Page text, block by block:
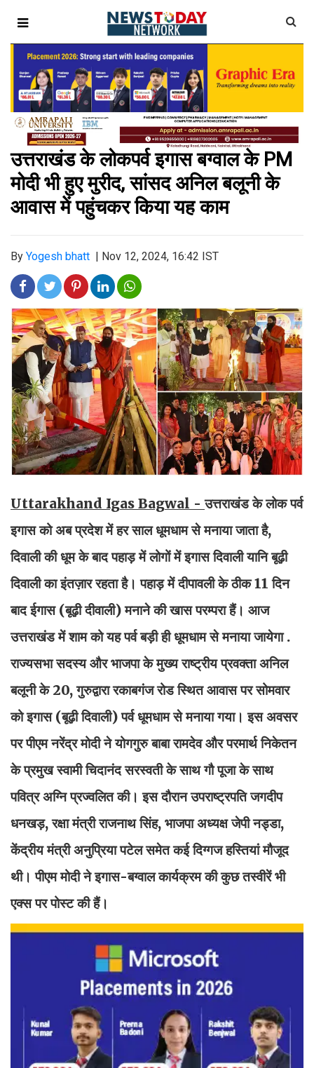
उत्तराखंड के लोकपर्व इगास बग्वाल के PM
मोदी भी हुए मुरीद, सांसद अनिल बलूनी के
आवास में पहुंचकर किया यह काम
By Yogesh bhatt Nov 12, 2024, 16:42 IST
Uttarakhand Igas Bagwal -उत्तराखंड के लोक पर्व
इगास को अब प्रदेश में हर साल धूमधाम से मनाया जाता है,
दिवाली की धूम के बाद पहाड़ में लोगों में इगास दिवाली यानि बूढ़ी
दिवाली का इंतज़ार रहता है। पहाड़ में दीपावली के ठीक 11 दिन
बाद ईगास (बूढ़ी दीवाली) मनाने की खास परम्परा हैं। आज
उत्तराखंड में शाम को यह पर्व बड़ी ही धूमधाम से मनाया जायेगा .
राज्यसभा सदस्य और भाजपा के मुख्य राष्ट्रीय प्रवक्ता अनिल
बलूनी के 20, गुरुद्वारा रकाबगंज रोड स्थित आवास पर सोमवार
को इगास (बूढ़ी दिवाली) पर्व धूमधाम से मनाया गया। इस अवसर
पर पीएम नरेंद्र मोदी ने योगगुरु बाबा रामदेव और परमार्थ निकेतन
के प्रमुख स्वामी चिदानंद सरस्वती के साथ गौ पूजा के साथ
पवित्र अग्नि प्रज्वलित की। इस दौरान उपराष्ट्रपति जगदीप
धनखड़, रक्षा मंत्री राजनाथ सिंह, भाजपा अध्यक्ष जेपी नड्डा,
केंद्रीय मंत्री अनुप्रिया पटेल समेत कई दिग्गज हस्तियां मौजूद
थी। पीएम मोदी ने इगास-बग्वाल कार्यक्रम की कुछ तस्वीरें भी
एक्स पर पोस्ट की हैं।